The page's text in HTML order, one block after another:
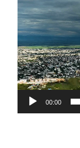
de
vídeo
00:00